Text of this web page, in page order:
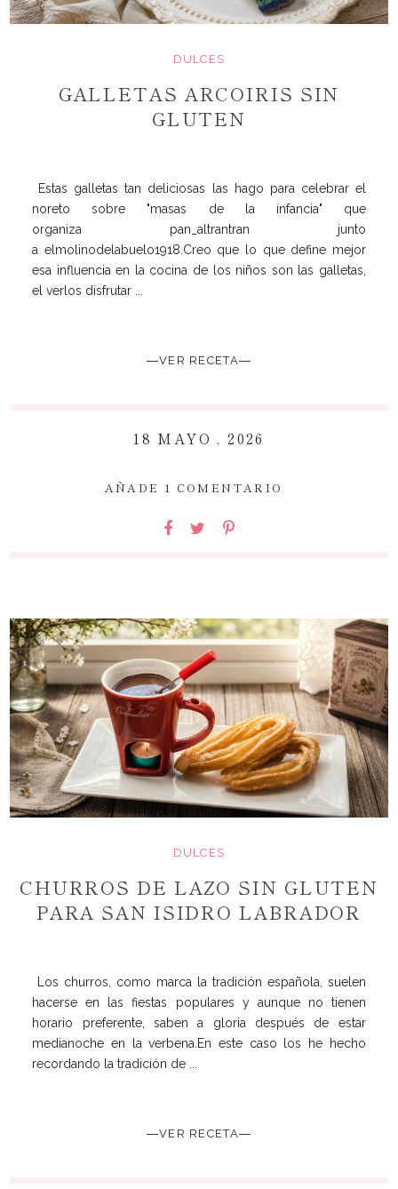
DULCES
GALLETAS ARCOIRIS SIN
GLUTEN
Estas galletas tan deliciosas las hago para celebrar el
noreto sobre "masas de la infancia" que
organiza pan_altrantran junto
a elmolinodelabuelo1918.Creo que lo que define mejor
esa influencia en la cocina de los niños son las galletas,
el verlos disfrutar ...
―VER RECETA―
18 MAYO , 2026
AÑADE 1 COMENTARIO
DULCES
CHURROS DE LAZO SIN GLUTEN
PARA SAN ISIDRO LABRADOR
Los churros, como marca la tradición española, suelen
hacerse en las fiestas populares y aunque no tienen
horario preferente, saben a gloria después de estar
medianoche en la verbena.En este caso los he hecho
recordando la tradición de ...
―VER RECETA―